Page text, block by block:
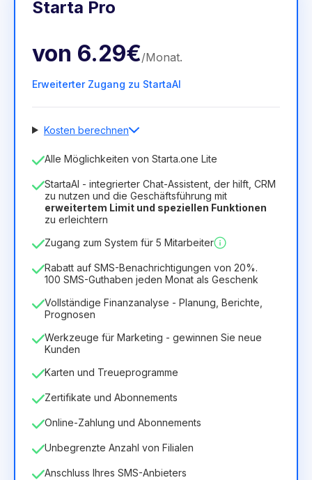
Starta Pro
von 6.29€/Monat.
Erweiterter Zugang zu StartaAI
Kosten berechnen
Anzahl der Mitarbeiter
Dauer der Lizenz
12 Months(Rabatt -25%) Vorteilhaft
8.99€ 6.29€ /Monat
Alle Möglichkeiten von Starta.one Lite
StartaAI - integrierter Chat-Assistent, der hilft, CRM
zu nutzen und die Geschäftsführung mit
erweitertem Limit und speziellen Funktionen
zu erleichtern
Zugang zum System für 5 Mitarbeiter
Rabatt auf SMS-Benachrichtigungen von 20%.
100 SMS-Guthaben jeden Monat als Geschenk
Vollständige Finanzanalyse - Planung, Berichte,
Prognosen
Werkzeuge für Marketing - gewinnen Sie neue
Kunden
Karten und Treueprogramme
Zertifikate und Abonnements
Online-Zahlung und Abonnements
Unbegrenzte Anzahl von Filialen
Anschluss Ihres SMS-Anbieters